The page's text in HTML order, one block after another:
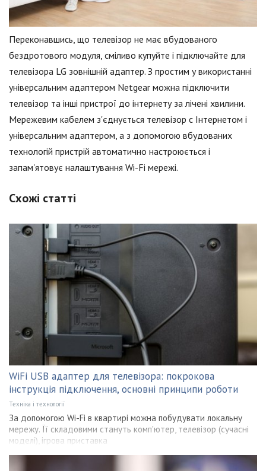
Переконавшись, що телевізор не має вбудованого
бездротового модуля, сміливо купуйте і підключайте для
телевізора LG зовнішній адаптер. З простим у використанні
універсальним адаптером Netgear можна підключити
телевізор та інші пристрої до інтернету за лічені хвилини.
Мережевим кабелем з'єднується телевізор c Інтернетом і
універсальним адаптером, а з допомогою вбудованих
технологій пристрій автоматично настроюється і
запам'ятовує налаштування Wi-Fi мережі.
Схожі статті
WiFi USB адаптер для телевізора: покрокова
інструкція підключення, основні принципи роботи
Техніка і технології
За допомогою Wi-Fi в квартирі можна побудувати локальну
мережу. Її складовими стануть комп'ютер, телевізор (сучасні
моделі), ігрова приставка